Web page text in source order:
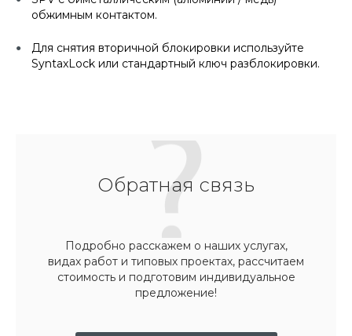
обжимным контактом.
Для снятия вторичной блокировки используйте
SyntaxLock или стандартный ключ разблокировки.
Обратная связь
Подробно расскажем о наших услугах,
видах работ и типовых проектах, рассчитаем
стоимость и подготовим индивидуальное
предложение!